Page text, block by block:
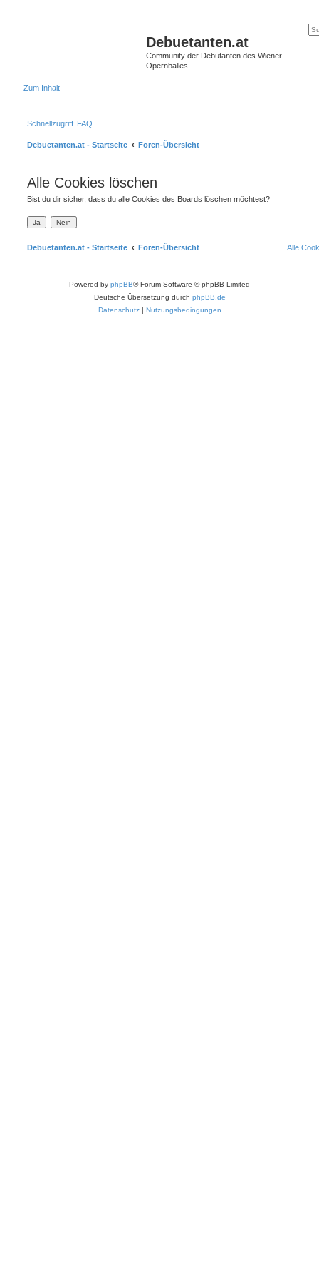
Debuetanten.at
Community der Debütanten des Wiener
Opernballes
Zum Inhalt
Schnellzugriff FAQ
Debuetanten.at - Startseite Foren-Übersicht
Alle Cookies löschen
Bist du dir sicher, dass du alle Cookies des Boards löschen möchtest?
Debuetanten.at - Startseite Foren-Übersicht Alle
Powered by phpBB® Forum Software © phpBB Limited
Deutsche Übersetzung durch phpBB.de
Datenschutz | Nutzungsbedingungen